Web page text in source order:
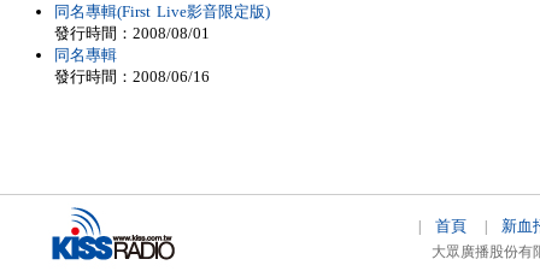
同名專輯(First Live影音限定版)
發行時間：2008/08/01
同名專輯
發行時間：2008/06/16
首頁 新血
大眾廣播股份有